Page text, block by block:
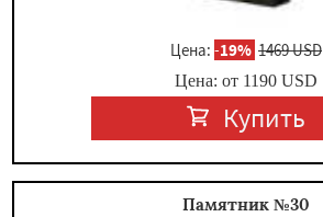
Цена: -19% 1469 USD
Цена: от 1190 USD
Купить
Памятник №30